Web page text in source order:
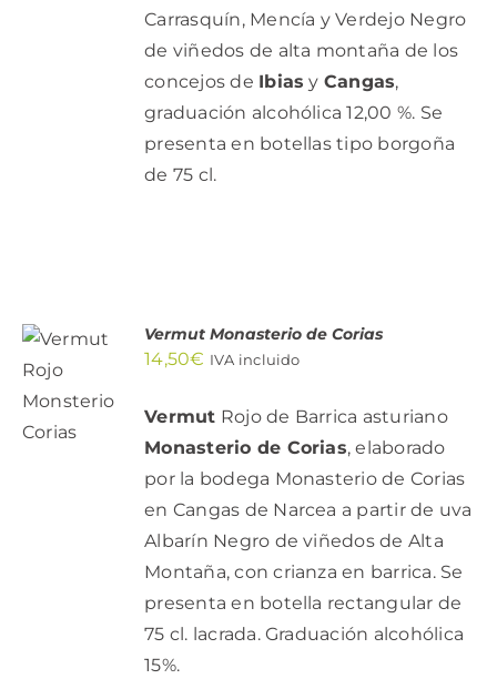
Carrasquín, Mencía y Verdejo Negro
de viñedos de alta montaña de los
concejos de Ibias y Cangas,
graduación alcohólica 12,00 %. Se
presenta en botellas tipo borgoña
de 75 cl.
AÑADIR
CARRITO
DETALLES
Vermut Monasterio de Corias
14,50€ IVA incluido
Vermut Rojo de Barrica asturiano
Monasterio de Corias, elaborado
por la bodega Monasterio de Corias
en Cangas de Narcea a partir de uva
Albarín Negro de viñedos de Alta
Montaña, con crianza en barrica. Se
presenta en botella rectangular de
75 cl. lacrada. Graduación alcohólica
15%.